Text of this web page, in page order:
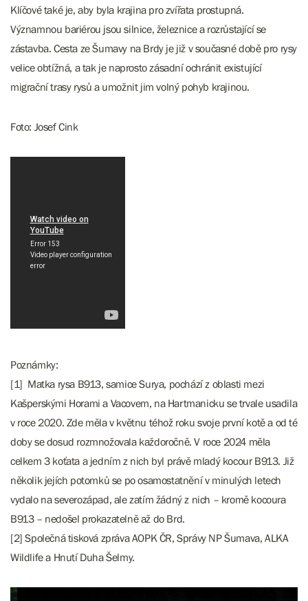
Klíčové také je, aby byla krajina pro zvířata prostupná.
Významnou bariérou jsou silnice, železnice a rozrůstající se
zástavba. Cesta ze Šumavy na Brdy je již v současné době pro rysy
velice obtížná, a tak je naprosto zásadní ochránit existující
migrační trasy rysů a umožnit jim volný pohyb krajinou.
Foto: Josef Cink
Poznámky:
[1] Matka rysa B913, samice Surya, pochází z oblasti mezi
Kašperskými Horami a Vacovem, na Hartmanicku se trvale usadila
v roce 2020. Zde měla v květnu téhož roku svoje první kotě a od té
doby se dosud rozmnožovala každoročně. V roce 2024 měla
celkem 3 koťata a jedním z nich byl právě mladý kocour B913. Již
několik jejích potomků se po osamostatnění v minulých letech
vydalo na severozápad, ale zatím žádný z nich – kromě kocoura
B913 – nedošel prokazatelně až do Brd.
[2] Společná tisková zpráva AOPK ČR, Správy NP Šumava, ALKA
Wildlife a Hnutí Duha Šelmy.